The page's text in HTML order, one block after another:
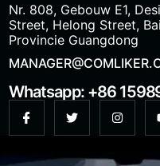
Nr. 808, Gebouw E1,
Street, Helong Street,
Provincie Guangdong
Whatsapp: +86